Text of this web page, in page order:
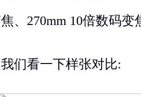
、270mm 10倍数码变
们看一下样张对比: